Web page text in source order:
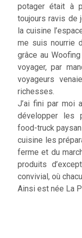
potager était à
toujours ravis de
la cuisine
me suis nourrie
grâce au
voyager, par
voyageurs
richesses.
J’ai fini par moi
développer les
food-truck
cuisine les
ferme et du
produits
convivial, où
Ainsi est née La